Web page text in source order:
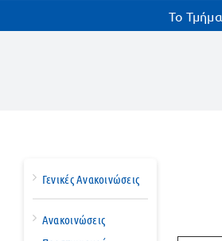
To Τμήμα
Γενικές Ανακοινώσεις
Ανακοινώσεις